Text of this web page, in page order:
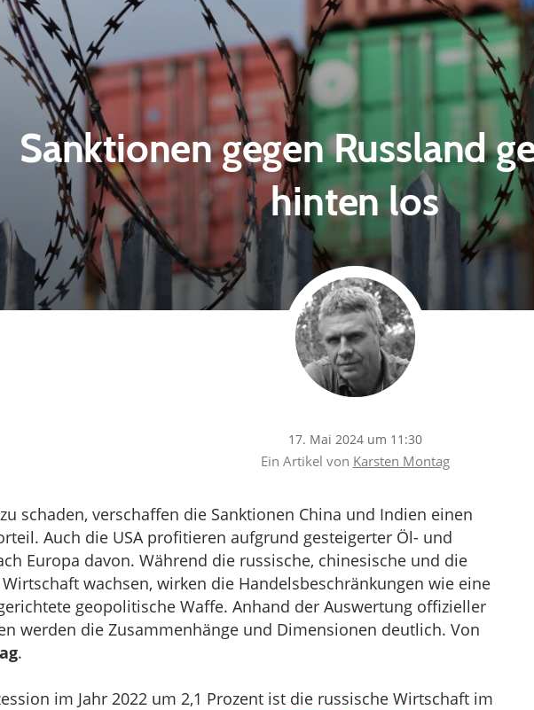
Sanktionen gegen Russland
hinten los
17. Mai 2024 um 11:30
Ein Artikel von Karsten Montag
schaden, verschaffen die Sanktionen China und Indien einen
Auch die USA profitieren aufgrund gesteigerter Öl- und
Europa davon. Während die russische, chinesische und die
wachsen, wirken die Handelsbeschränkungen wie eine
geopolitische Waffe. Anhand der Auswertung offizieller
werden die Zusammenhänge und Dimensionen deutlich. Von
.
im Jahr 2022 um 2,1 Prozent ist die russische Wirtschaft im